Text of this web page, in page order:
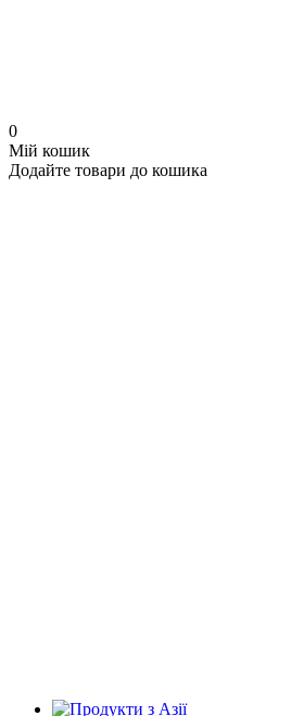
0
Мій кошик
Додайте товари до кошика